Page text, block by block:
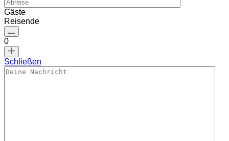
Gäste
Reisende
0
Schließen